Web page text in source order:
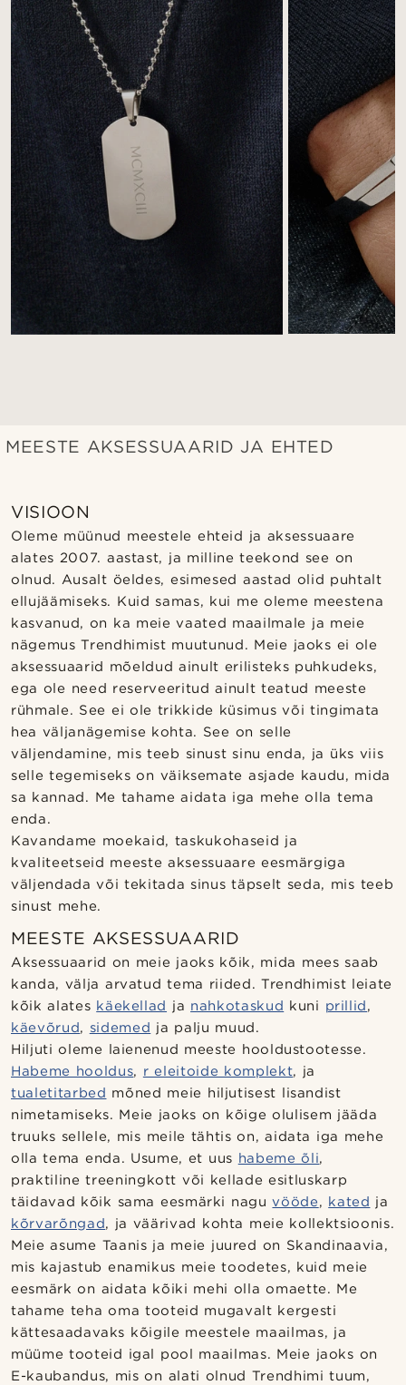
MEESTE AKSESSUAARID JA EHTED
VISIOON
Oleme müünud meestele ehteid ja aksessuaare
alates 2007. aastast, ja milline teekond see on
olnud. Ausalt öeldes, esimesed aastad olid puhtalt
ellujäämiseks. Kuid samas, kui me oleme meestena
kasvanud, on ka meie vaated maailmale ja meie
nägemus Trendhimist muutunud. Meie jaoks ei ole
aksessuaarid mõeldud ainult erilisteks puhkudeks,
ega ole need reserveeritud ainult teatud meeste
rühmale. See ei ole trikkide küsimus või tingimata
hea väljanägemise kohta. See on selle
väljendamine, mis teeb sinust sinu enda, ja üks viis
selle tegemiseks on väiksemate asjade kaudu, mida
sa kannad. Me tahame aidata iga mehe olla tema
enda.
Kavandame moekaid, taskukohaseid ja
kvaliteetseid meeste aksessuaare eesmärgiga
väljendada või tekitada sinus täpselt seda, mis teeb
sinust mehe.
MEESTE AKSESSUAARID
Aksessuaarid on meie jaoks kõik, mida mees saab
kanda, välja arvatud tema riided. Trendhimist leiate
kõik alates käekellad ja nahkotaskud kuni prillid,
käevõrud, sidemed ja palju muud.
Hiljuti oleme laienenud meeste hooldustootesse.
Habeme hooldus, r eleitoide komplekt, ja
tualetitarbed mõned meie hiljutisest lisandist
nimetamiseks. Meie jaoks on kõige olulisem jääda
truuks sellele, mis meile tähtis on, aidata iga mehe
olla tema enda. Usume, et uus habeme õli,
praktiline treeningkott või kellade esitluskarp
täidavad kõik sama eesmärki naguvööde, kated ja
kõrvarõngad, ja väärivad kohta meie kollektsioonis.
Meie asume Taanis ja meie juured on Skandinaavia,
mis kajastub enamikus meie toodetes, kuid meie
eesmärk on aidata kõiki mehi olla omaette. Me
tahame teha oma tooteid mugavalt kergesti
kättesaadavaks kõigile meestele maailmas, ja
müüme tooteid igal pool maailmas. Meie jaoks on
E-kaubandus, mis on alati olnud Trendhimi tuum,